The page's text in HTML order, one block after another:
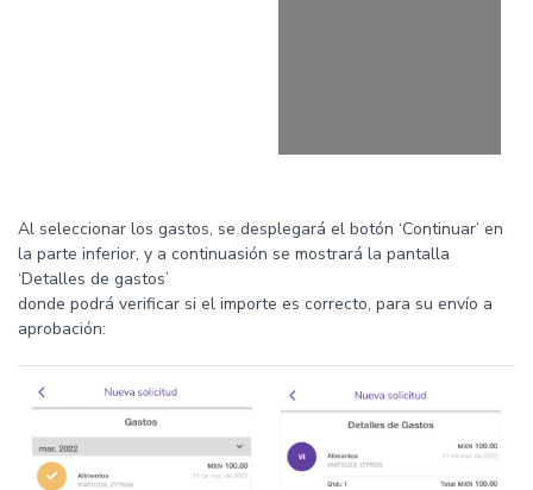
Al seleccionar los gastos, se desplegará el botón ‘Continuar’ en
la parte inferior, y a continuasión se mostrará la pantalla
‘Detalles de gastos’
donde podrá verificar si el importe es correcto, para su envío a
aprobación: